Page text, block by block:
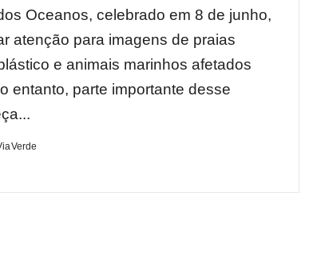
Oceanos, celebrado em 8 de junho,
atenção para imagens de praias
e animais marinhos afetados
entanto, parte importante desse